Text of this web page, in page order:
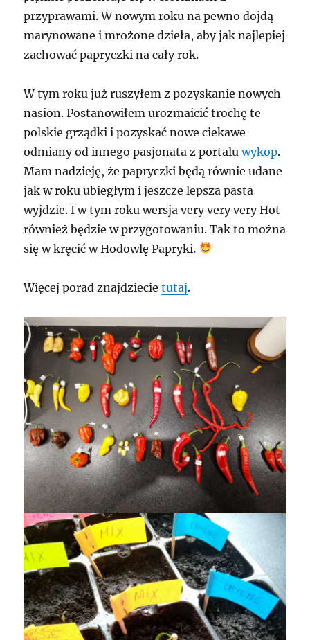
przyprawami. W nowym roku na pewno dojdą
marynowane i mrożone dzieła, aby jak najlepiej
zachować papryczki na cały rok.
W tym roku już ruszyłem z pozyskanie nowych
nasion. Postanowiłem urozmaicić trochę te
polskie grządki i pozyskać nowe ciekawe
odmiany od innego pasjonata z portaluwykop.
Mam nadzieję, że papryczki będą równie udane
jak w roku ubiegłym i jeszcze lepsza pasta
wyjdzie. I w tym roku wersja very very very Hot
również będzie w przygotowaniu. Tak to można
się w kręcić w Hodowlę Papryki.
Więcej porad znajdziecietutaj.